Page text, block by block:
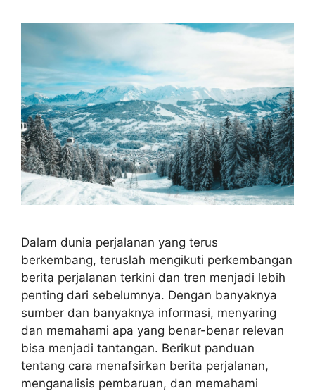
Dalam dunia perjalanan yang terus
berkembang, teruslah mengikuti perkembangan
berita perjalanan terkini dan tren menjadi lebih
penting dari sebelumnya. Dengan banyaknya
sumber dan banyaknya informasi, menyaring
dan memahami apa yang benar-benar relevan
bisa menjadi tantangan. Berikut panduan
tentang cara menafsirkan berita perjalanan,
menganalisis pembaruan, dan memahami